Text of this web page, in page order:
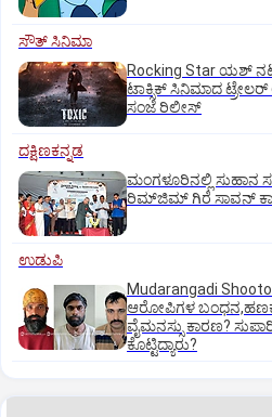
ಸೌತ್‌ ಸಿನಿಮಾ
Rocking Star ಯಶ್‌
ಟಾಕ್ಸಿಕ್‌ ಸಿನಿಮಾದ ಟ್ರೇಲರ್‌
ಸಂಜೆ ರಿಲೀಸ್
ದಕ್ಷಿಣಕನ್ನಡ
ಮಂಗಳೂರಿನಲ್ಲಿ ಸುಹಾನ
ರಿಮ್‌ಜಿಮ್ ಗಿರೆ ಸಾವನ್
ಉಡುಪಿ
Mudarangadi
ಆರೋಪಿಗಳ
ವೈಮನಸ್ಸು ಕಾರಣ?
ಕೊಟ್ಟಿದ್ಯಾರು?